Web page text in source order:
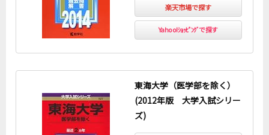
楽天市場で探す
Yahoo!ｼｮｯﾋﾟﾝｸﾞで探す
東海大学（医学部を除く）
(2012年版 大学入試シリー
ズ)